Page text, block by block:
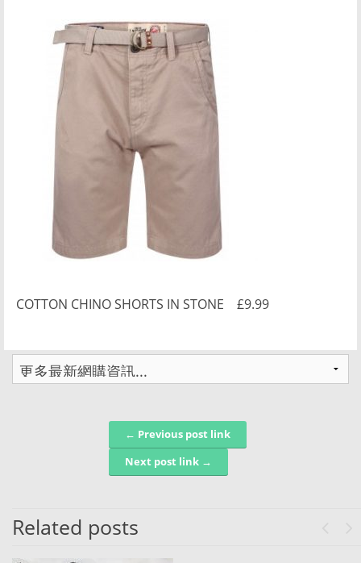
COTTON CHINO SHORTS IN STONE £9.99
Post navigation← Previous post link
Next post link →
Related posts